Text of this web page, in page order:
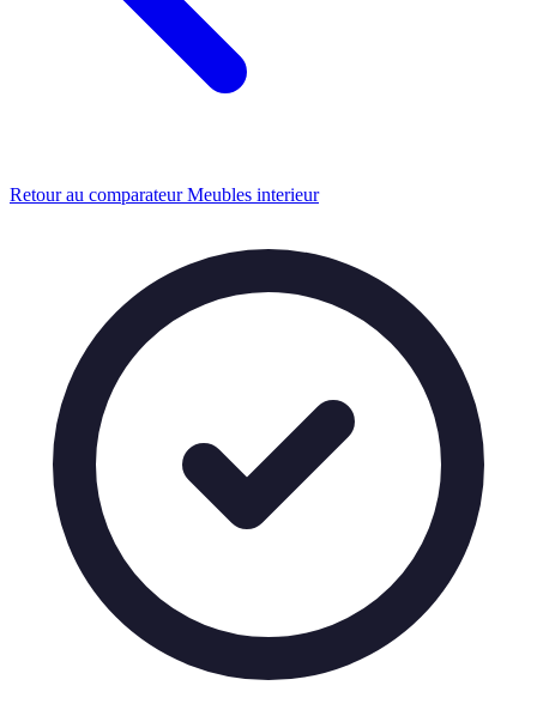
Retour au comparateur Meubles interieur